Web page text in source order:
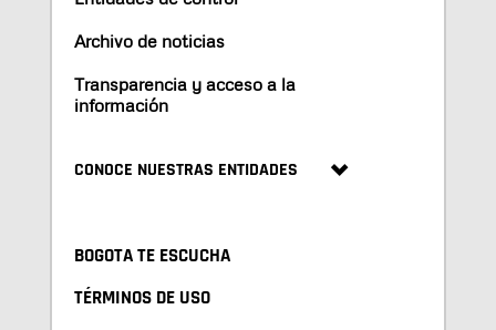
Archivo de noticias
Transparencia y acceso a la
información
CONOCE NUESTRAS ENTIDADES
BOGOTA TE ESCUCHA
TÉRMINOS DE USO